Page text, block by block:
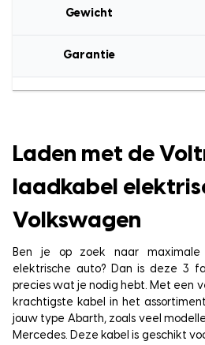
Gewicht
Garantie
Laden met de
laadkabel
Volkswagen
Ben je op zoek naar maximale
elektrische auto? Dan is deze 3
precies wat je nodig hebt. Met een
krachtigste kabel in het
jouw type Abarth, zoals veel
Mercedes. Deze kabel is geschikt